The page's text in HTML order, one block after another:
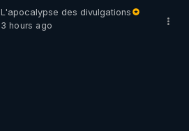
L'apocalypse des divulgations
3 hours ago